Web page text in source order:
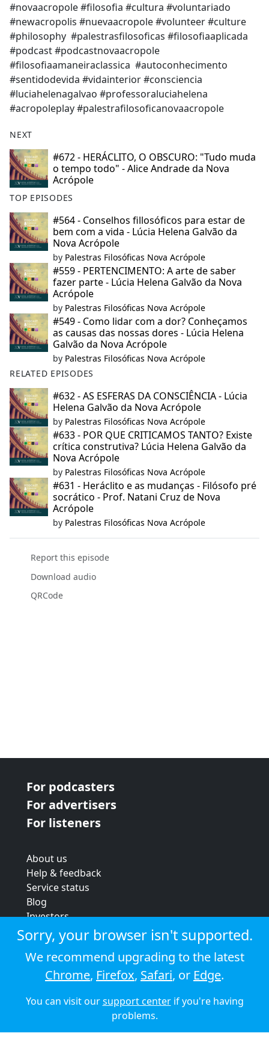
#novaacropole #filosofia #cultura #voluntariado
#newacropolis #nuevaacropole #volunteer #culture
#philosophy #palestrasfilosoficas #filosofiaaplicada
#podcast #podcastnovaacropole
#filosofiaamaneiraclassica #autoconhecimento
#sentidodevida #vidainterior #consciencia
#luciahelenagalvao #professoraluciahelena
#acropoleplay #palestrafilosoficanovaacropole
NEXT
#672 - HERÁCLITO, O OBSCURO: "Tudo muda
o tempo todo" - Alice Andrade da Nova
Acrópole
TOP EPISODES
#564 - Conselhos fillosóficos para estar de
bem com a vida - Lúcia Helena Galvão da
Nova Acrópole
by Palestras Filosóficas Nova Acrópole
#559 - PERTENCIMENTO: A arte de saber
fazer parte - Lúcia Helena Galvão da Nova
Acrópole
by Palestras Filosóficas Nova Acrópole
#549 - Como lidar com a dor? Conheçamos
as causas das nossas dores - Lúcia Helena
Galvão da Nova Acrópole
by Palestras Filosóficas Nova Acrópole
RELATED EPISODES
#632 - AS ESFERAS DA CONSCIÊNCIA - Lúcia
Helena Galvão da Nova Acrópole
by Palestras Filosóficas Nova Acrópole
#633 - POR QUE CRITICAMOS TANTO? Existe
crítica construtiva? Lúcia Helena Galvão da
Nova Acrópole
by Palestras Filosóficas Nova Acrópole
#631 - Heráclito e as mudanças - Filósofo pré
socrático - Prof. Natani Cruz de Nova
Acrópole
by Palestras Filosóficas Nova Acrópole
Report this episode
Download audio
QRCode
For podcasters
For advertisers
For listeners
About us
Help & feedback
Service status
Blog
Investors
Strategic review
Terms & conditions
Privacy policy
Cookie policy
© 2026 Audioboom
Sorry, your browser isn't supported.
We recommend upgrading to the latest
Chrome, Firefox, Safari, or Edge.
You can visit oursupport centerif you're having
problems.